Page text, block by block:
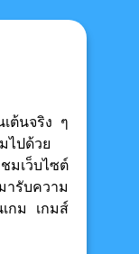
ต้นจริง ๆ
ไปด้วย
เว็บไซต์
รับความ
กม เกมส์